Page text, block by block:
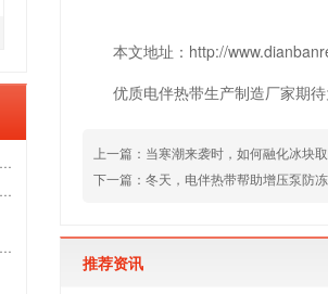
本文地址：http://
优质电伴热带生产制造厂家期待
上一篇： 当寒潮来袭时，如何融化冰块
下一篇： 冬天，电伴热带帮助增压泵防
推荐资讯